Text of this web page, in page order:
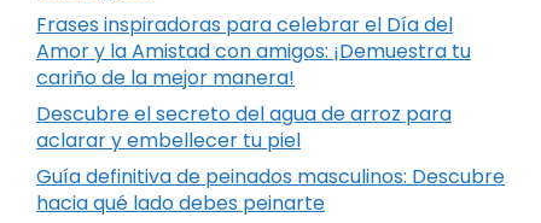
Frases inspiradoras para celebrar el Día del
Amor y la Amistad con amigos: ¡Demuestra tu
cariño de la mejor manera!
Descubre el secreto del agua de arroz para
aclarar y embellecer tu piel
Guía definitiva de peinados masculinos: Descubre
hacia qué lado debes peinarte